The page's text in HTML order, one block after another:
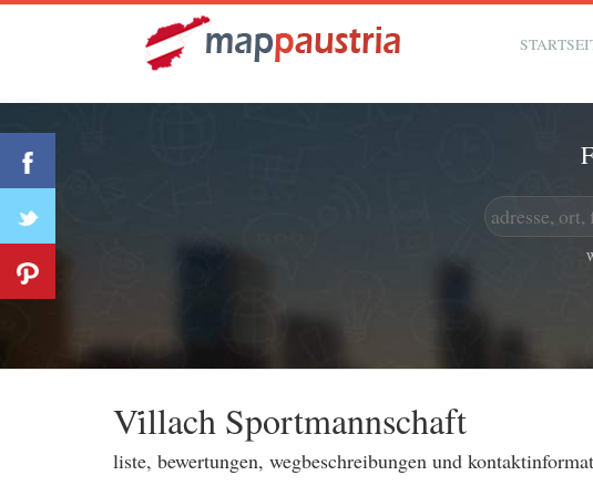
Vi̇llach Sportmannschaft
liste, bewertungen, wegbeschreibungen und